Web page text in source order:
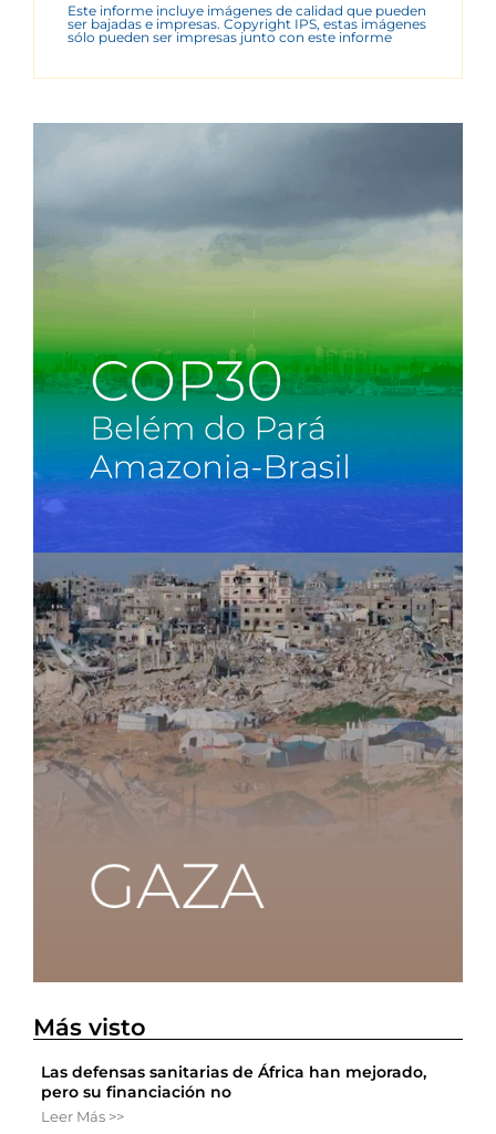
Este informe incluye imágenes de calidad que pueden
ser bajadas e impresas. Copyright IPS, estas imágenes
sólo pueden ser impresas junto con este informe
Más visto
Las defensas sanitarias de África han mejorado,
pero su financiación no
Leer Más >>